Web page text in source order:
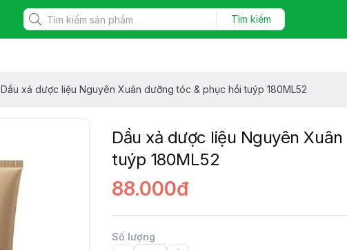
Tìm kiếm
Dầu xả dược liệu Nguyên Xuân dưỡng tóc & phục hồi tuýp 180ML52
Dầu xả dược liệu Nguyên
tuýp 180ML52
88.000đ
Số lượng